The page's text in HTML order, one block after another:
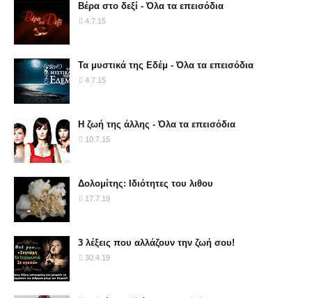
Βέρα στο δεξί - Όλα τα επεισόδια
4.7.15
Τα μυστικά της Εδέμ - Όλα τα επεισόδια
4.7.15
Η ζωή της άλλης - Όλα τα επεισόδια
10.7.15
Δολομίτης: Ιδιότητες του λιθου
17.7.19
3 λέξεις που αλλάζουν την ζωή σου!
30.4.19